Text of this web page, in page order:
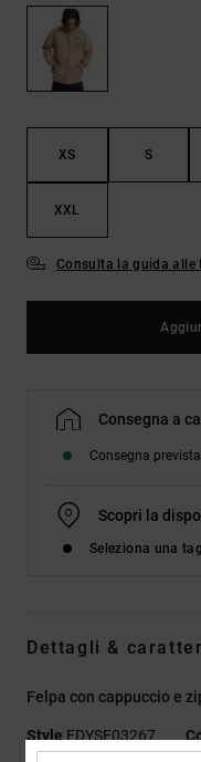
XS S
XXL
Consulta la guida alle
Consegna a
Consegna
Scopri la
Seleziona una
Dettagli &
Felpa con cappuccio e
Style EDYSF03267